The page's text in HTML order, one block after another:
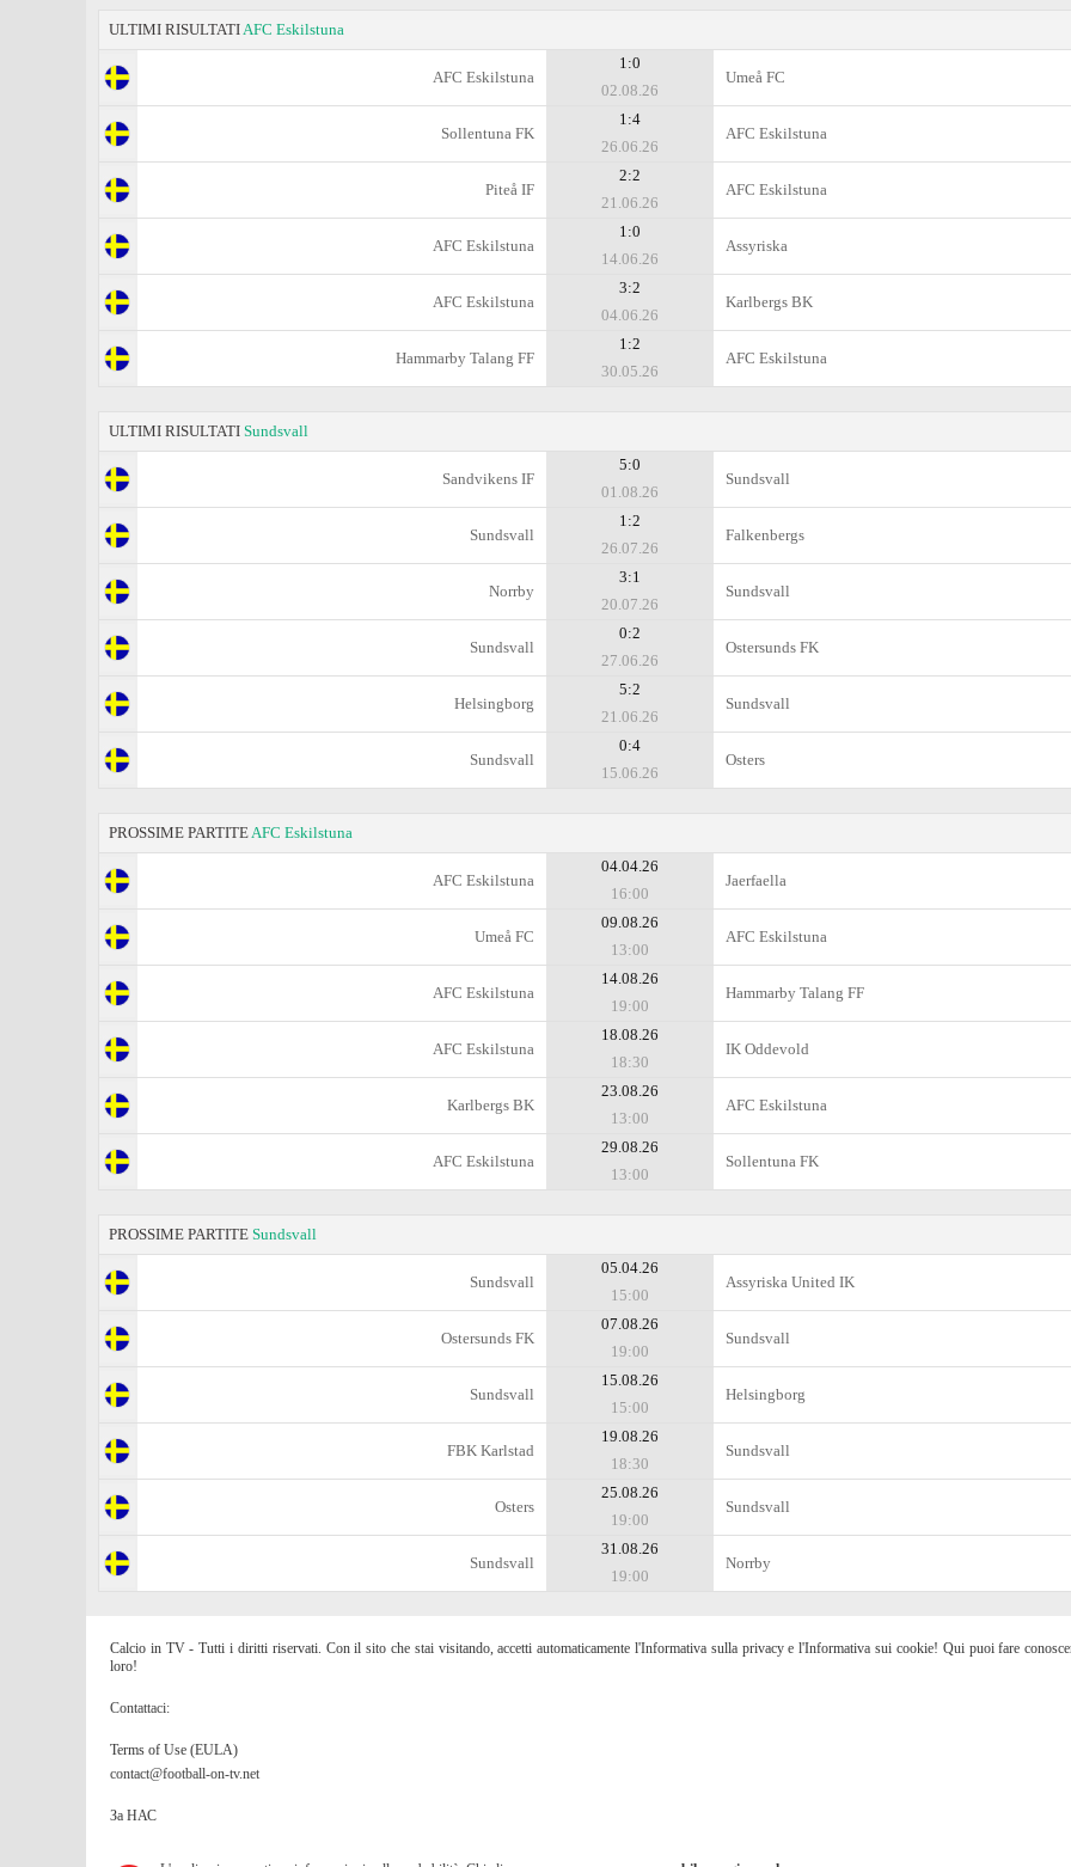
ULTIMI RISULTATIAFC Eskilstuna
AFC Eskilstuna
1:0
02.08.26
Umeå FC
Sollentuna FK
1:4
26.06.26
AFC Eskilstuna
Piteå IF
2:2
21.06.26
AFC Eskilstuna
AFC Eskilstuna
1:0
14.06.26
Assyriska
AFC Eskilstuna
3:2
04.06.26
Karlbergs BK
Hammarby Talang FF
1:2
30.05.26
AFC Eskilstuna
ULTIMI RISULTATI Sundsvall
Sandvikens IF
5:0
01.08.26
Sundsvall
Sundsvall
1:2
26.07.26
Falkenbergs
Norrby
3:1
20.07.26
Sundsvall
Sundsvall
0:2
27.06.26
Ostersunds FK
Helsingborg
5:2
21.06.26
Sundsvall
Sundsvall
0:4
15.06.26
Osters
PROSSIME PARTITEAFC Eskilstuna
AFC Eskilstuna
04.04.26
16:00
Jaerfaella
Umeå FC
09.08.26
13:00
AFC Eskilstuna
AFC Eskilstuna
14.08.26
19:00
Hammarby Talang FF
AFC Eskilstuna
18.08.26
18:30
IK Oddevold
Karlbergs BK
23.08.26
13:00
AFC Eskilstuna
AFC Eskilstuna
29.08.26
13:00
Sollentuna FK
PROSSIME PARTITE Sundsvall
Sundsvall
05.04.26
15:00
Assyriska United IK
Ostersunds FK
07.08.26
19:00
Sundsvall
Sundsvall
15.08.26
15:00
Helsingborg
FBK Karlstad
19.08.26
18:30
Sundsvall
Osters
25.08.26
19:00
Sundsvall
Sundsvall
31.08.26
19:00
Norrby
Calcio in TV - Tutti i diritti riservati. Con il sito che stai visitando, accetti automaticamente l'Informativa sulla privacy e l'Informativa sui cookie! Qui puoi fare
loro!
Contattaci:
Terms of Use (EULA)
contact@football-on-tv.net
За НАС